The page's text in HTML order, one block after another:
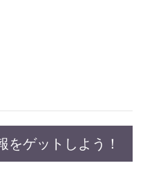
をゲットしよう！